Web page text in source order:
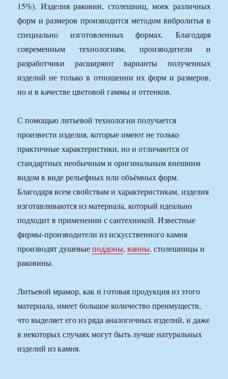
15%). Изделия раковин, столешниц, моек различных
форм и размеров производится методом вибролитья в
специально изготовленных формах. Благодаря
современным технологиям, производители и
разработчики расширяют варианты полученных
изделий не только в отношении их форм и размеров,
но и в качестве цветовой гаммы и оттенков.
С помощью литьевой технологии получается
произвести изделия, которые имеют не только
практичные характеристики, но и отличаются от
стандартных необычным и оригинальным внешним
видом в виде рельефных или объёмных форм.
Благодаря всем свойствам и характеристикам, изделия
изготавливаются из материала, который идеально
подходит в применении с сантехникой. Известные
фирмы-производители из искусственного камня
производят душевыеподдоны,ванны, столешницы и
раковины.
Литьевой мрамор, как и готовая продукция из этого
материала, имеет большое количество преимуществ,
что выделяет его из ряда аналогичных изделий, и даже
в некоторых случаях могут быть лучше натуральных
изделий из камня.